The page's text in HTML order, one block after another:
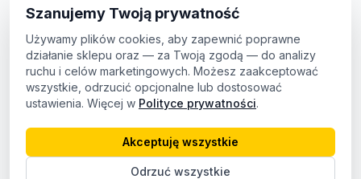
Szanujemy Twoją prywatność
Używamy plików cookies, aby zapewnić poprawne
działanie sklepu oraz — za Twoją zgodą — do analizy
ruchu i celów marketingowych. Możesz zaakceptować
wszystkie, odrzucić opcjonalne lub dostosować
ustawienia. Więcej w Polityce prywatności.
Odrzuć wszystkie
Akceptuję wszystkie